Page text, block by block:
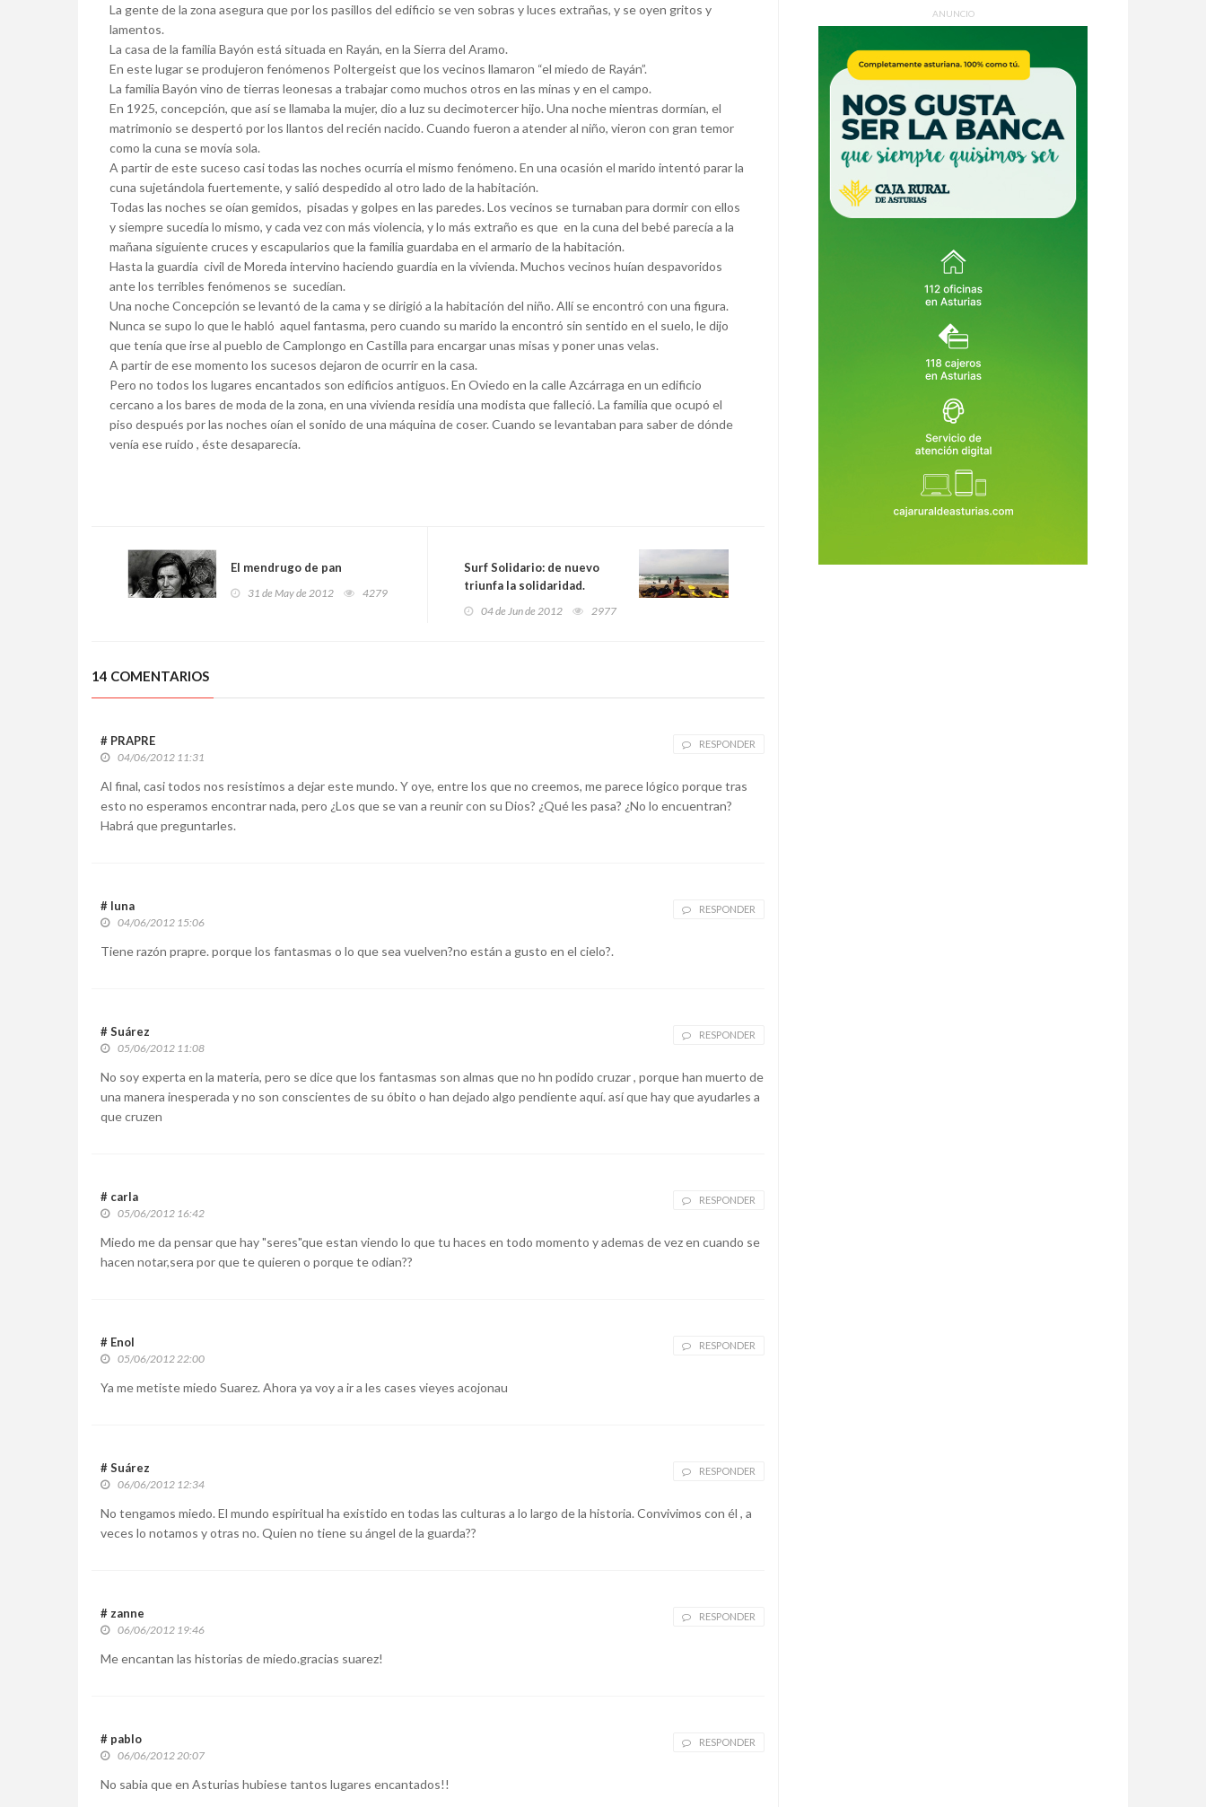
La gente de la zona asegura que por los pasillos del edificio se ven sobras y luces extrañas, y se oyen gritos y
lamentos.
La casa de la familia Bayón está situada en Rayán, en la Sierra del Aramo.
En este lugar se produjeron fenómenos Poltergeist que los vecinos llamaron “el miedo de Rayán”.
La familia Bayón vino de tierras leonesas a trabajar como muchos otros en las minas y en el campo.
En 1925, concepción, que así se llamaba la mujer, dio a luz su decimotercer hijo. Una noche mientras dormían, el
matrimonio se despertó por los llantos del recién nacido. Cuando fueron a atender al niño, vieron con gran temor
como la cuna se movía sola.
A partir de este suceso casi todas las noches ocurría el mismo fenómeno. En una ocasión el marido intentó parar la
cuna sujetándola fuertemente, y salió despedido al otro lado de la habitación.
Todas las noches se oían gemidos, pisadas y golpes en las paredes. Los vecinos se turnaban para dormir con ellos
y siempre sucedía lo mismo, y cada vez con más violencia, y lo más extraño es que en la cuna del bebé parecía a la
mañana siguiente cruces y escapularios que la familia guardaba en el armario de la habitación.
Hasta la guardia civil de Moreda intervino haciendo guardia en la vivienda. Muchos vecinos huían despavoridos
ante los terribles fenómenos se sucedían.
Una noche Concepción se levantó de la cama y se dirigió a la habitación del niño. Allí se encontró con una figura.
Nunca se supo lo que le habló aquel fantasma, pero cuando su marido la encontró sin sentido en el suelo, le dijo
que tenía que irse al pueblo de Camplongo en Castilla para encargar unas misas y poner unas velas.
A partir de ese momento los sucesos dejaron de ocurrir en la casa.
Pero no todos los lugares encantados son edificios antiguos. En Oviedo en la calle Azcárraga en un edificio
cercano a los bares de moda de la zona, en una vivienda residía una modista que falleció. La familia que ocupó el
piso después por las noches oían el sonido de una máquina de coser. Cuando se levantaban para saber de dónde
venía ese ruido , éste desaparecía.
El mendrugo de pan
31 de May de 2012 4279
Surf Solidario: de nuevo
triunfa la solidaridad.
04 de Jun de 2012 2977
14 COMENTARIOS
# PRAPRE RESPONDER
04/06/2012 11:31
Al final, casi todos nos resistimos a dejar este mundo. Y oye, entre los que no creemos, me parece lógico porque tras
esto no esperamos encontrar nada, pero ¿Los que se van a reunir con su Dios? ¿Qué les pasa? ¿No lo encuentran?
Habrá que preguntarles.
# luna RESPONDER
04/06/2012 15:06
Tiene razón prapre. porque los fantasmas o lo que sea vuelven?no están a gusto en el cielo?.
# Suárez RESPONDER
05/06/2012 11:08
No soy experta en la materia, pero se dice que los fantasmas son almas que no hn podido cruzar , porque han muerto de
una manera inesperada y no son conscientes de su óbito o han dejado algo pendiente aquí. así que hay que ayudarles a
que cruzen
# carla RESPONDER
05/06/2012 16:42
Miedo me da pensar que hay "seres"que estan viendo lo que tu haces en todo momento y ademas de vez en cuando se
hacen notar,sera por que te quieren o porque te odian??
# Enol RESPONDER
05/06/2012 22:00
Ya me metiste miedo Suarez. Ahora ya voy a ir a les cases vieyes acojonau
# Suárez RESPONDER
06/06/2012 12:34
No tengamos miedo. El mundo espiritual ha existido en todas las culturas a lo largo de la historia. Convivimos con él , a
veces lo notamos y otras no. Quien no tiene su ángel de la guarda??
# zanne RESPONDER
06/06/2012 19:46
Me encantan las historias de miedo.gracias suarez!
# pablo RESPONDER
06/06/2012 20:07
No sabia que en Asturias hubiese tantos lugares encantados!!
ANUNCIO